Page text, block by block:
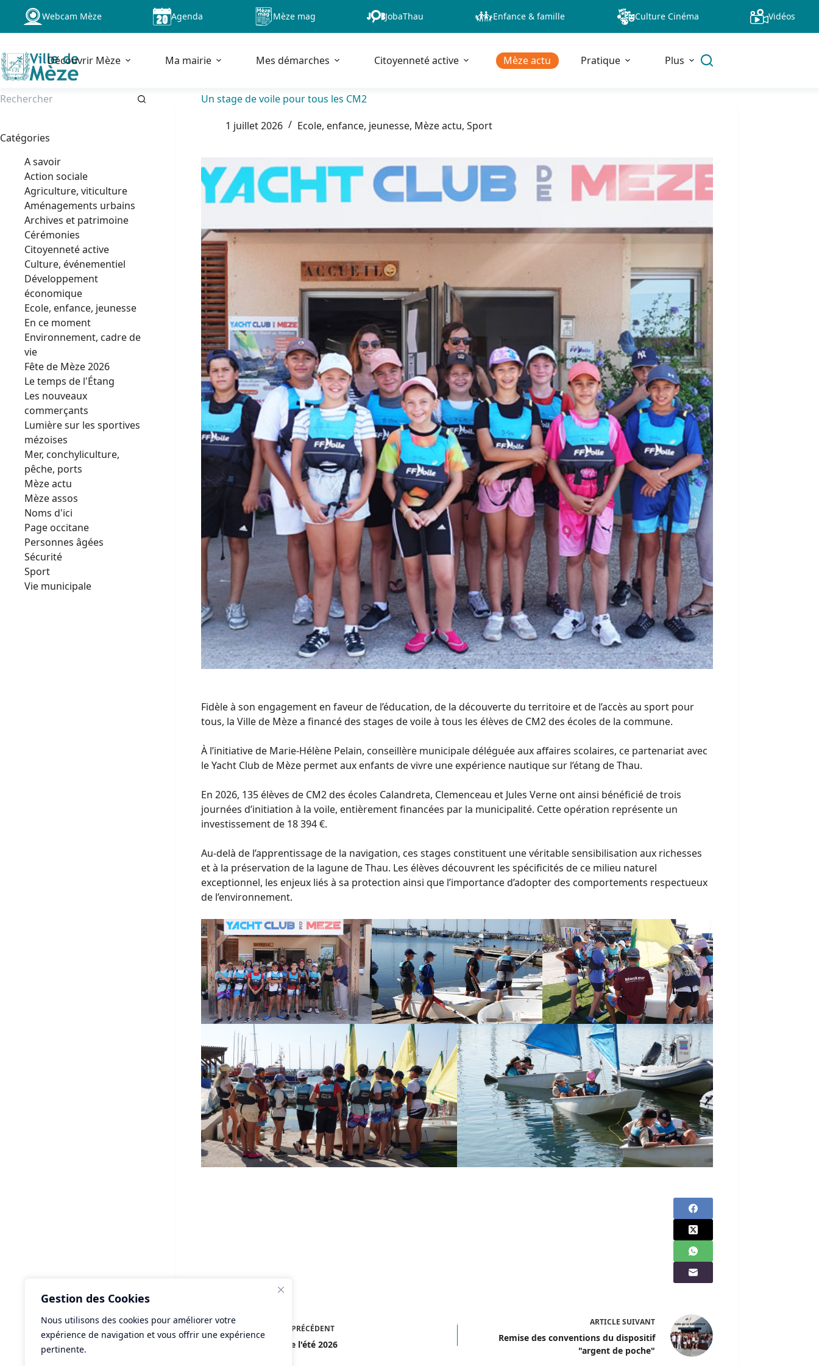
Gestion des Cookies
Nous utilisons des cookies pour améliorer votre
expérience de navigation et vous offrir une expérience
pertinente.
Passer
contenu
Webcam Mèze Agenda Mèze mag JobaThau Enfance & famille Culture Cinéma Vidéos
Découvrir Mèze Ma mairie Mes démarches Citoyenneté active Mèze actu Pratique Plus
Un stage de voile pour tous les CM2
1 juillet 2026
Ecole, enfance, jeunesse, Mèze actu,Sport
Fidèle à son engagement en faveur de l’éducation, de la découverte du territoire et de l’accès au sport pour
tous, la Ville de Mèze a financé des stages de voile à tous les élèves de CM2 des écoles de la commune.
À l’initiative de Marie-Hélène Pelain, conseillère municipale déléguée aux affaires scolaires, ce partenariat avec
le Yacht Club de Mèze permet aux enfants de vivre une expérience nautique sur l’étang de Thau.
En 2026, 135 élèves de CM2 des écoles Calandreta, Clemenceau et Jules Verne ont ainsi bénéficié de trois
journées d’initiation à la voile, entièrement financées par la municipalité. Cette opération représente un
investissement de 18 394 €.
Au-delà de l’apprentissage de la navigation, ces stages constituent une véritable sensibilisation aux richesses
et à la préservation de la lagune de Thau. Les élèves découvrent les spécificités de ce milieu naturel
exceptionnel, les enjeux liés à sa protection ainsi que l’importance d’adopter des comportements respectueux
de l’environnement.
PRÉCÉDENT
Lotos de l'été 2026
ARTICLE SUIVANT
Remise des conventions du dispositif
"argent de poche"
Catégories
A savoir
Action sociale
Agriculture, viticulture
Aménagements urbains
Archives et patrimoine
Cérémonies
Citoyenneté active
Culture, événementiel
Développement
économique
Ecole, enfance, jeunesse
En ce moment
Environnement, cadre de
vie
Fête de Mèze 2026
Le temps de l'Étang
Les nouveaux
commerçants
Lumière sur les sportives
mézoises
Mer, conchyliculture,
pêche, ports
Mèze actu
Mèze assos
Noms d'ici
Page occitane
Personnes âgées
Sécurité
Sport
Vie municipale